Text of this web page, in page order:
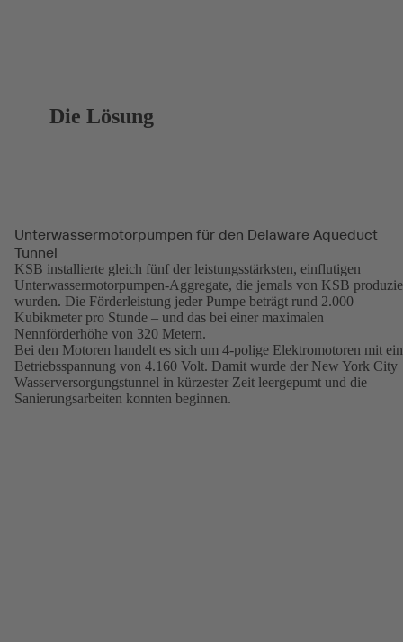
Die Lösung
Unterwassermotorpumpen für den Delaware Aqueduct
Tunnel
KSB installierte gleich fünf der leistungsstärksten, einflutigen
Unterwassermotorpumpen-Aggregate, die jemals von KSB
wurden. Die Förderleistung jeder Pumpe beträgt rund 2.000
Kubikmeter pro Stunde – und das bei einer maximalen
Nennförderhöhe von 320 Metern.
Bei den Motoren handelt es sich um 4-polige Elektromotoren mit
Betriebsspannung von 4.160 Volt. Damit wurde der New York City
Wasserversorgungstunnel in kürzester Zeit leergepumt und die
Sanierungsarbeiten konnten beginnen.